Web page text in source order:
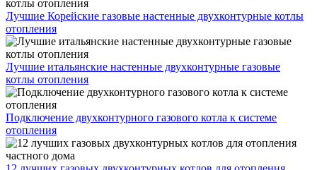
Лучшие Корейские газовые настенные двухконтурные котлы
отопления
Лучшие итальянские настенные двухконтурные газовые
котлы отопления
Подключение двухконтурного газового котла к системе
отопления